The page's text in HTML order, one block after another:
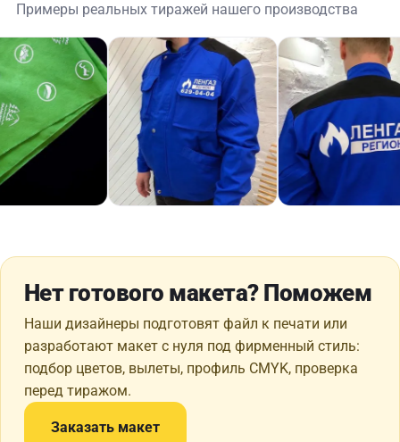
Примеры реальных тиражей нашего производства
Нет готового макета? Поможем
Наши дизайнеры подготовят файл к печати или
разработают макет с нуля под фирменный стиль:
подбор цветов, вылеты, профиль CMYK, проверка
перед тиражом.
Заказать макет